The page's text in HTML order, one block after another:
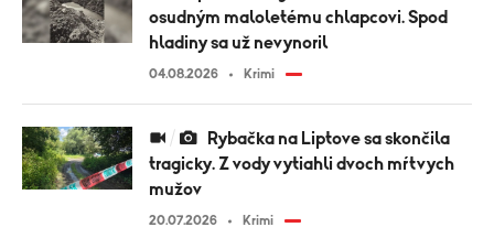
osudným maloletému chlapcovi. Spod
hladiny sa už nevynoril
04.08.2026 Krimi
tragicky. Z vody vytiahli dvoch mŕtvych
mužov
20.07.2026 Krimi